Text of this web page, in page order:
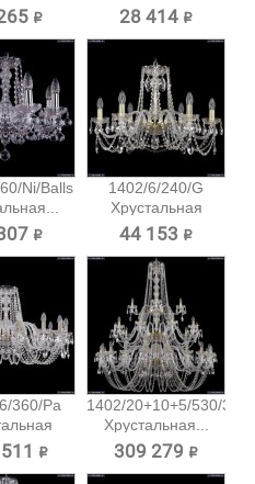
₽ 28 414 ₽
Ni/Balls
₽
1402/6/240/G
Хрустальная
подвесная...
44 153 ₽
360/Pa
₽
1402/20+10+5/530/3d/G
Хрустальная...
309 279 ₽